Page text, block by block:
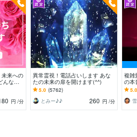
来への
な関
✨ツイ
円 /分
異常霊視！電話占いします あな
たの未来の扉を開けます(^^)
5.0 (5762)
とみー♪♪
260 円 /分
複雑
の本
言葉5.0